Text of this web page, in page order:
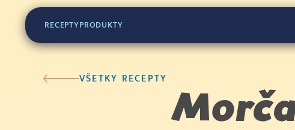
RECEPTYPRODUKTY
VŠETKY RECEPTY